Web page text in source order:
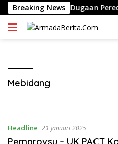
Langsung
ke
konten
Breaking News
Desak Dugaan
Mebidang
Headline 21 Januari 2025